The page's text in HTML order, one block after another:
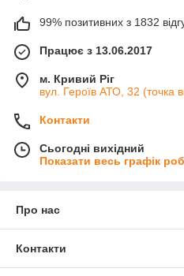
99% позитивних з 1832
Працює з 13.06.2017
м. Кривий Ріг
вул. Героїв АТО, 32 (точка
Контакти
Сьогодні вихідний
Показати весь графік
Про нас
Контакти